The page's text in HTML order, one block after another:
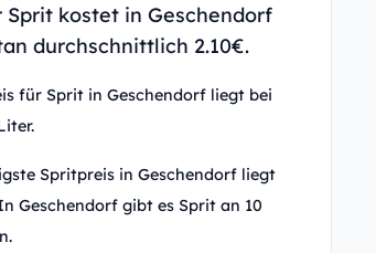
Sprit kostet in Geschendorf
durchschnittlich 2.10€.
für Sprit in Geschendorf liegt bei
Spritpreis in Geschendorf liegt
Geschendorf gibt es Sprit an 10